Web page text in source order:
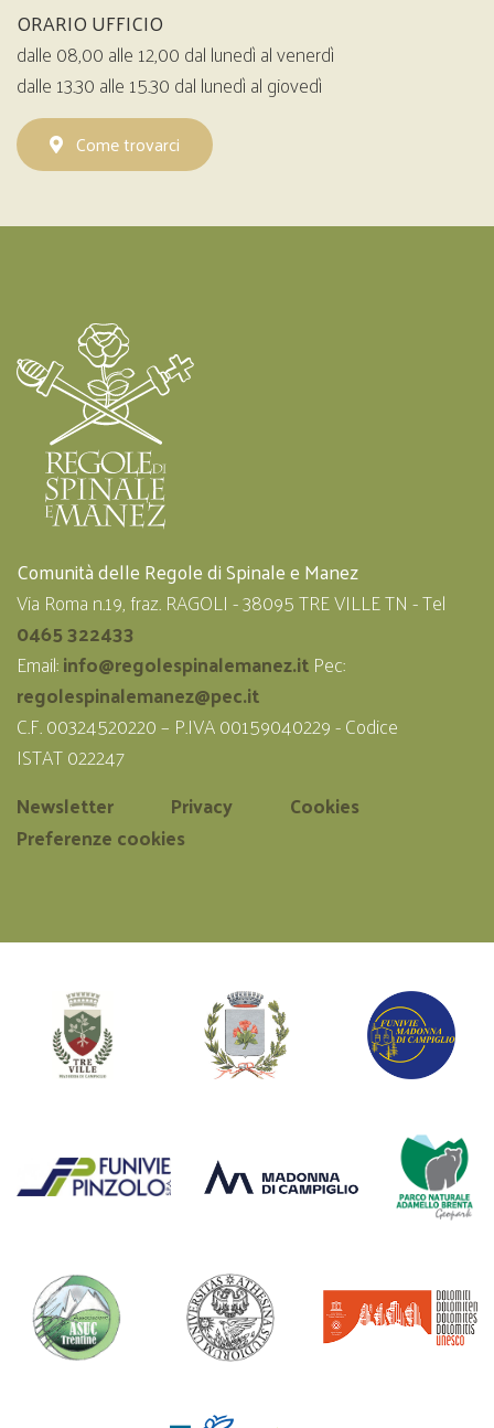
ORARIO UFFICIO
dalle 08,00 alle 12,00 dal lunedì al venerdì
dalle 13.30 alle 15.30 dal lunedì al giovedì
Come trovarci
Comunità delle Regole di Spinale e Manez
Via Roma n.19, fraz. RAGOLI - 38095 TRE VILLE TN - Tel
0465 322433
Email:info@regolespinalemanez.itPec:
regolespinalemanez@pec.it
C.F. 00324520220 – P.IVA 00159040229 - Codice
ISTAT 022247
Newsletter
Privacy
Cookies
Preferenze cookies